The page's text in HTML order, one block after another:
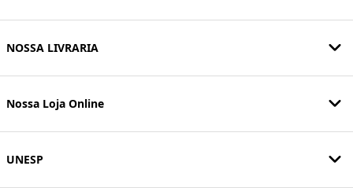
NOSSA LIVRARIA
Nossa Loja Online
UNESP